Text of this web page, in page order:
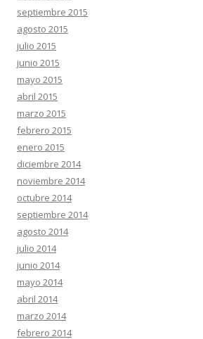
septiembre 2015
agosto 2015
julio 2015
junio 2015
mayo 2015
abril 2015
marzo 2015
febrero 2015
enero 2015
diciembre 2014
noviembre 2014
octubre 2014
septiembre 2014
agosto 2014
julio 2014
junio 2014
mayo 2014
abril 2014
marzo 2014
febrero 2014